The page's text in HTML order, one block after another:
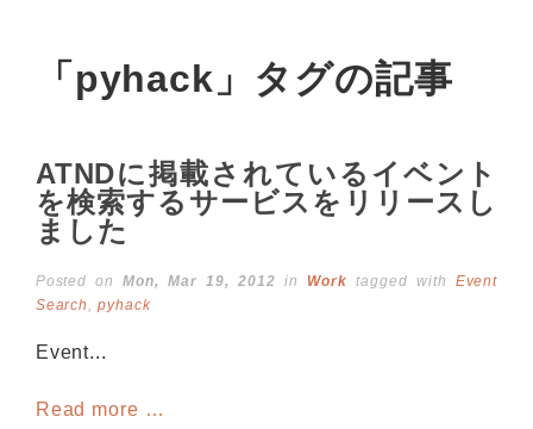
「pyhack」タグの記事
ATNDに掲載されているイベント
を検索するサービスをリリースし
ました
Posted onMon, Mar 19, 2012 in Work tagged with Event
Search,pyhack
Event...
Read more …